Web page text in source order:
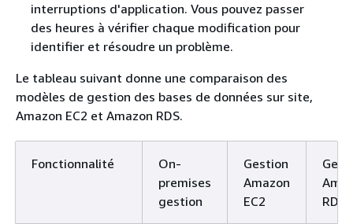
interruptions d'application. Vous pouvez passer
des heures à vérifier chaque modification pour
identifier et résoudre un problème.
Le tableau suivant donne une comparaison des
modèles de gestion des bases de données sur site,
Amazon EC2 et Amazon RDS.
Fonctionnalité
On-
premises
gestion
Gestion
Amazon
EC2
RDS